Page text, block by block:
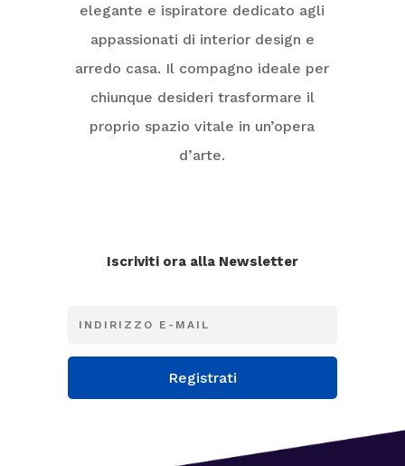
elegante e ispiratore dedicato agli
appassionati di interior design e
arredo casa. Il compagno ideale per
chiunque desideri trasformare il
proprio spazio vitale in un’opera
d’arte.
Iscriviti ora alla Newsletter
Registrati